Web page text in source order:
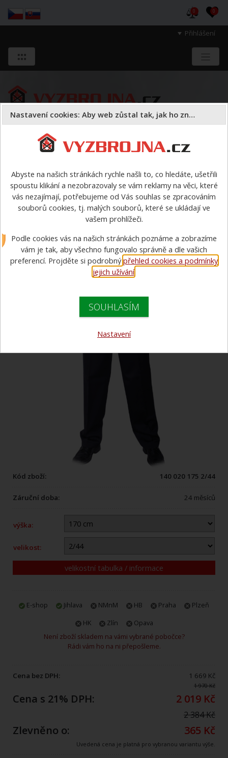
Přihlášení
0 0
a majetek druhých.
Oděvy vycházkové oděvy >Kalhoty pánské SDH VIP
nové generace
generace
Kód zboží: 140 020 175 2/44
Záruční doba: 24 měsíců
výška:
velikost:
velikostní tabulka / informace
E-shop Jihlava NMnM HB Praha
Plzeň
HK
Zlín
Opava
Není zboží skladem na vámi vybrané pobočce?
Rádi vám ho na ni přepošleme.
Cena bez DPH: 1 669 Kč
1 970 Kč
Cena s 21% DPH: 2 019 Kč
2 384 Kč
Zlevněno o: 365 Kč
Uvedená cena je platná pro vybranou variantu výše.
Nastavení cookies: Aby web zůstal tak, jak ho znáte
Abyste na našich stránkách rychle našli to, co hledáte, ušetřili
spoustu klikání a nezobrazovaly se vám reklamy na věci, které
vás nezajímají, potřebujeme od Vás souhlas se zpracováním
souborů cookies, tj. malých souborů, které se ukládají ve
vašem prohlížeči.
Podle cookies vás na našich stránkách poznáme a zobrazíme
vám je tak, aby všechno fungovalo správně a dle vašich
preferencí. Projděte si podrobnýpřehled cookies a podmínky
jejich užívání.
SOUHLASÍM
Nastavení